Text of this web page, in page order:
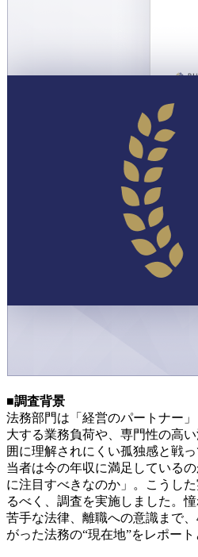
■調査背景
法務部門は「経営のパートナー
大する業務負荷や、専門性の高
囲に理解されにくい孤独感と戦
当者は今の年収に満足している
に注目すべきなのか」。こうし
るべく、調査を実施しました。
苦手な法律、離職への意識まで
がった法務の“現在地”をレポート